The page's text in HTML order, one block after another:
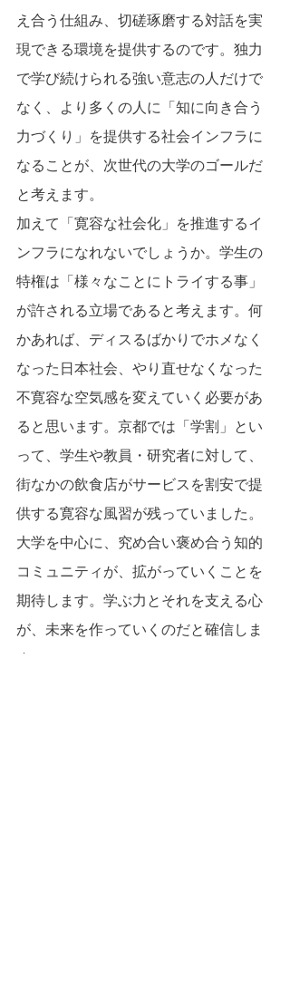
え合う仕組み、切磋琢磨する対話を実
現できる環境を提供するのです。独力
で学び続けられる強い意志の人だけで
なく、より多くの人に「知に向き合う
力づくり」を提供する社会インフラに
なることが、次世代の大学のゴールだ
と考えます。
加えて「寛容な社会化」を推進するイ
ンフラになれないでしょうか。学生の
特権は「様々なことにトライする事」
が許される立場であると考えます。何
かあれば、ディスるばかりでホメなく
なった日本社会、やり直せなくなった
不寛容な空気感を変えていく必要があ
ると思います。京都では「学割」とい
って、学生や教員・研究者に対して、
街なかの飲食店がサービスを割安で提
供する寛容な風習が残っていました。
大学を中心に、究め合い褒め合う知的
コミュニティが、拡がっていくことを
期待します。学ぶ力とそれを支える心
が、未来を作っていくのだと確信しま
す。